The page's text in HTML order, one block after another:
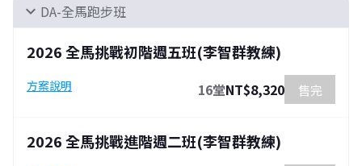
expand_more DA-全馬跑步班
2026 全馬挑戰初階週五班(李智群教練)
方案說明 16堂NT$8,320 售完
2026 全馬挑戰進階週二班(李智群教練)